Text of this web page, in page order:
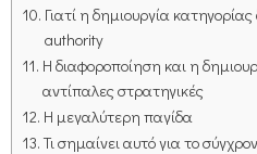
Γιατί η δημιουργία
authority
Η διαφοροποίηση και η
αντίπαλες στρατηγικές
Η μεγαλύτερη παγίδα
Τι σημαίνει αυτό για το